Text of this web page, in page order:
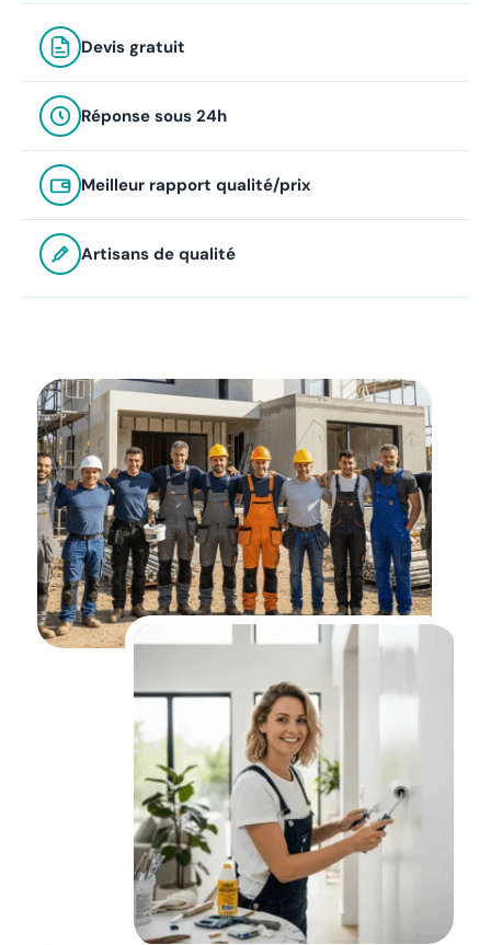
Devis gratuit
Réponse sous 24h
Meilleur rapport qualité/prix
Artisans de qualité